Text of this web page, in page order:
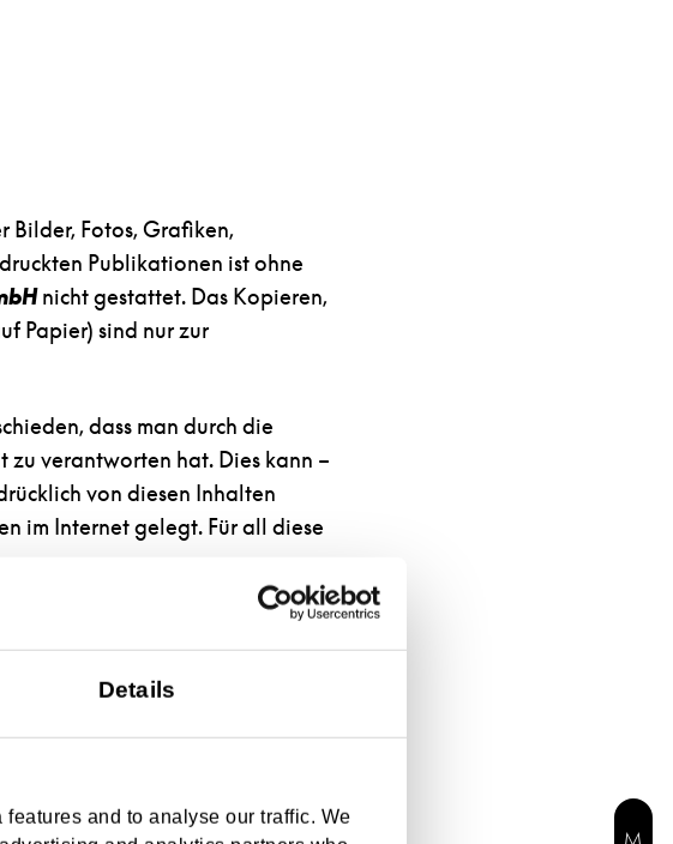
Details
and to analyse our traffic. We
Bilder, Fotos, Grafiken,
Publikationen ist ohne
nicht gestattet. Das Kopieren,
Papier) sind nur zur
dass man durch die
zu verantworten hat. Dies kann –
von diesen Inhalten
im Internet gelegt. Für all diese
die Gestaltung und die Inhalte
ausdrücklich von allen Inhalten